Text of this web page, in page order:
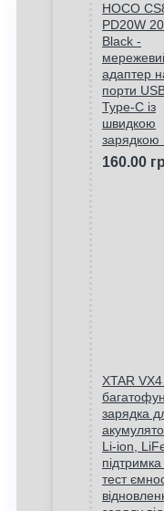
HOCO
PD20W
Black -
адаптер
порти
Type-C із
швидкою
зарядкою
160.00
XTAR
зарядка
Li-ion,
тест